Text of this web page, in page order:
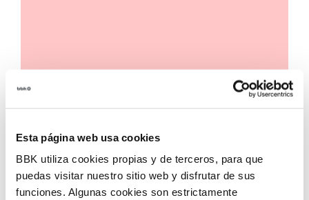
Esta página web usa cookies
BBK utiliza cookies propias y de terceros, para que
puedas visitar nuestro sitio web y disfrutar de sus
funciones. Algunas cookies son estrictamente